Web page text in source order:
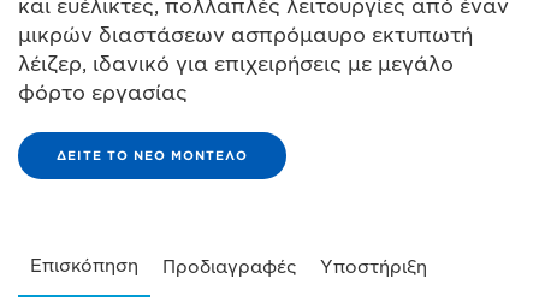
και ευέλικτες, πολλαπλές λειτουργίες από έναν
μικρών διαστάσεων ασπρόμαυρο εκτυπωτή
λέιζερ, ιδανικό για επιχειρήσεις με μεγάλο
φόρτο εργασίας
ΔΕΊΤΕ ΤΟ ΝΈΟ ΜΟΝΤΈΛΟ
Επισκόπηση Προδιαγραφές Υποστήριξη